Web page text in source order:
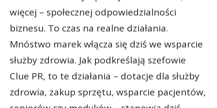
więcej – społecznej odpowiedzialności
biznesu. To czas na realne działania.
Mnóstwo marek włącza się dziś we wsparcie
służby zdrowia. Jak podkreślają szefowie
Clue PR, to te działania – dotacje dla służby
zdrowia, zakup sprzętu, wsparcie pacjentów,